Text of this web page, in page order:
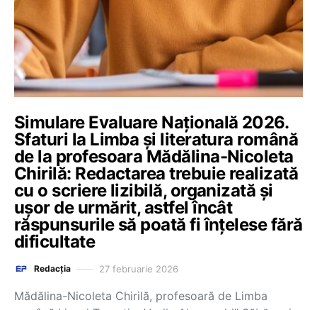
Simulare Evaluare Națională 2026.
Sfaturi la Limba și literatura română
de la profesoara Mădălina-Nicoleta
Chirilă: Redactarea trebuie realizată
cu o scriere lizibilă, organizată și
ușor de urmărit, astfel încât
răspunsurile să poată fi înțelese fără
dificultate
Redacția 27 februarie 2026
Mădălina-Nicoleta Chirilă, profesoară de Limba